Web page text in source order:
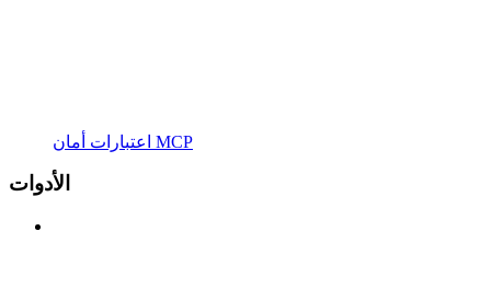
اعتبارات أمان MCP
الأدوات